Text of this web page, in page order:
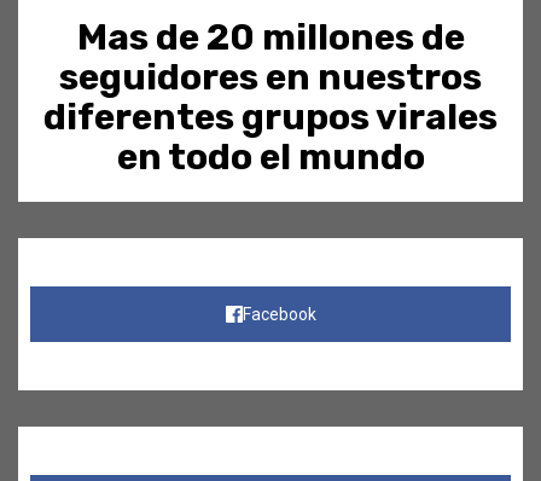
Mas de 20 millones de
seguidores en nuestros
diferentes grupos virales
en todo el mundo
Facebook